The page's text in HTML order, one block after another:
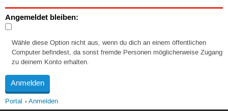
Angemeldet bleiben:
Wähle diese Option nicht aus, wenn du dich an einem öffentlichen
Computer befindest, da sonst fremde Personen möglicherweise Zugang
zu deinem Konto erhalten.
Portal Anmelden